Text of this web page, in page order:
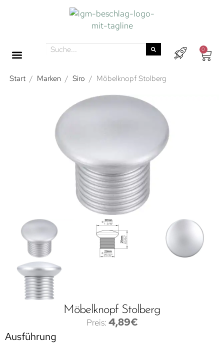
0
Start / Marken / Siro / Möbelknopf Stolberg
Möbelknopf Stolberg
4,89€
Ausführung